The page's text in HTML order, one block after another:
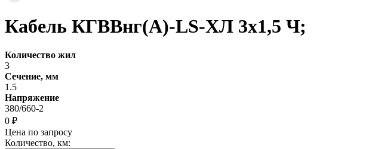
Кабель КГВВнг(А)-LS-ХЛ 3х1,5 Ч;
Количество жил
3
Сечение, мм
1.5
Напряжение
380/660-2
0 ₽
Цена по запросу
Количество, км: